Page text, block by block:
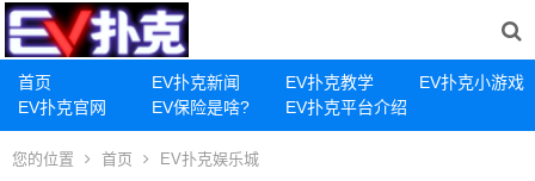
首页 EV扑克新闻 EV扑克教学
EV扑克小游戏
EV扑克官网
EV保险是啥? EV扑克平台介绍
您的位置 首页 EV扑克娱乐城